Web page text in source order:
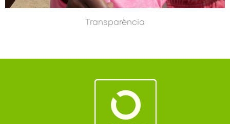
Transparència